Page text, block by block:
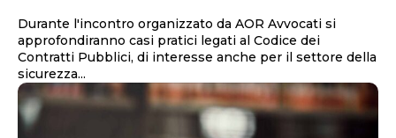
Durante l'incontro organizzato da AOR Avvocati si
approfondiranno casi pratici legati al Codice dei
Contratti Pubblici, di interesse anche per il settore della
sicurezza...